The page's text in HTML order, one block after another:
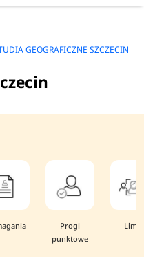
GEOGRAFICZNE SZCZECIN
Progi
punktowe